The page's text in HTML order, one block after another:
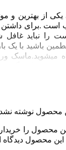
از بهترین و
است .برای
را نباید غافل
باشید با یک
روشن کنندگی
و رفع شلی و
بردن چین و
در سلامت پوست و
محصول نوشته
محصول را
این محصول دیدگاه